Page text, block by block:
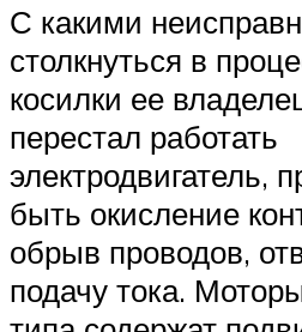
С какими
столкнуться в
косилки ее
перестал работать
электродвигатель,
быть окисление
обрыв проводов,
подачу тока.